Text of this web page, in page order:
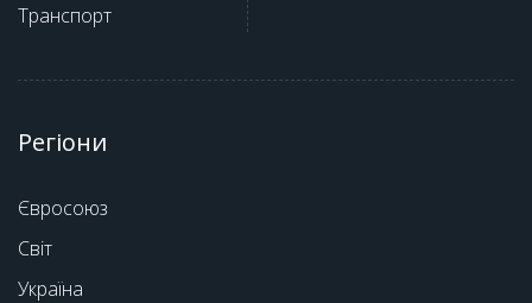
Транспорт
Регіони
Євросоюз
Світ
Україна